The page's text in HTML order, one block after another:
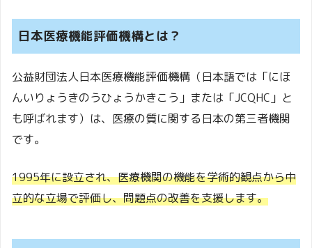
日本医療機能評価機構とは？
公益財団法人日本医療機能評価機構（日本語では「にほ
んいりょうきのうひょうかきこう」または「JCQHC」と
も呼ばれます）は、医療の質に関する日本の第三者機関
です。
1995年に設立され、医療機関の機能を学術的観点から中
立的な立場で評価し、問題点の改善を支援します。